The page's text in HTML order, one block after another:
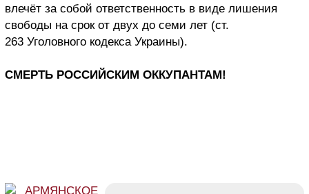
влечёт за собой ответственность в виде лишения
свободы на срок от двух до семи лет (ст.
263 Уголовного кодекса Украины).
СМЕРТЬ РОССИЙСКИМ ОККУПАНТАМ!